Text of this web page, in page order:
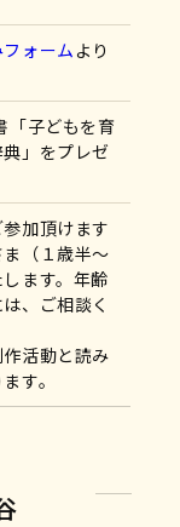
ォーム より
「子どもを育
」をプレゼ
加頂けます
（１歳半～
ます。年齢
、ご相談く
活動と読み
す。